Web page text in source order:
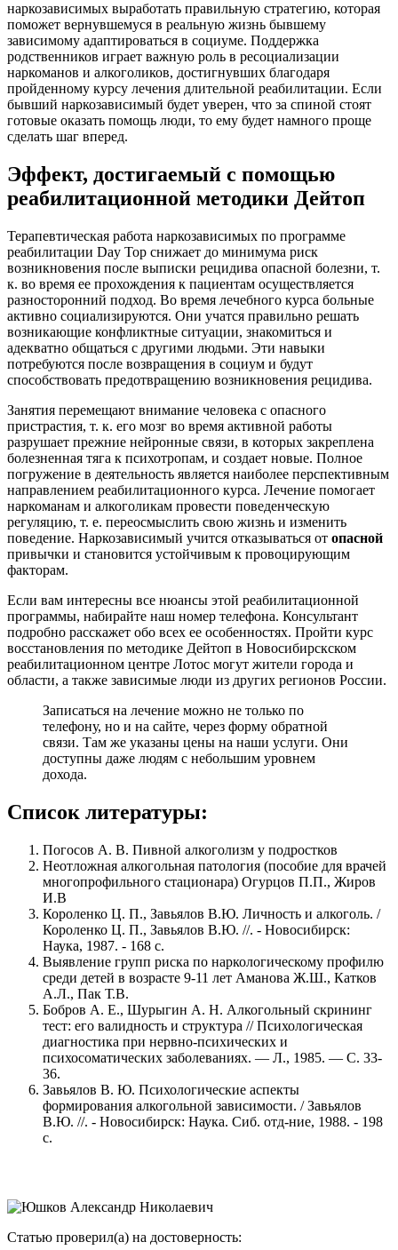
наркозависимых выработать правильную стратегию, которая
поможет вернувшемуся в реальную жизнь бывшему
зависимому адаптироваться в социуме. Поддержка
родственников играет важную роль в ресоциализации
наркоманов и алкоголиков, достигнувших благодаря
пройденному курсу лечения длительной реабилитации. Если
бывший наркозависимый будет уверен, что за спиной стоят
готовые оказать помощь люди, то ему будет намного проще
сделать шаг вперед.
Эффект, достигаемый с помощью
реабилитационной методики Дейтоп
Терапевтическая работа наркозависимых по программе
реабилитации Day Top снижает до минимума риск
возникновения после выписки рецидива опасной болезни, т.
к. во время ее прохождения к пациентам осуществляется
разносторонний подход. Во время лечебного курса больные
активно социализируются. Они учатся правильно решать
возникающие конфликтные ситуации, знакомиться и
адекватно общаться с другими людьми. Эти навыки
потребуются после возвращения в социум и будут
способствовать предотвращению возникновения рецидива.
Занятия перемещают внимание человека с опасного
пристрастия, т. к. его мозг во время активной работы
разрушает прежние нейронные связи, в которых закреплена
болезненная тяга к психотропам, и создает новые. Полное
погружение в деятельность является наиболее перспективным
направлением реабилитационного курса. Лечение помогает
наркоманам и алкоголикам провести поведенческую
регуляцию, т. е. переосмыслить свою жизнь и изменить
поведение. Наркозависимый учится отказываться от опасной
привычки и становится устойчивым к провоцирующим
факторам.
Если вам интересны все нюансы этой реабилитационной
программы, набирайте наш номер телефона. Консультант
подробно расскажет обо всех ее особенностях. Пройти курс
восстановления по методике Дейтоп в Новосибирскском
реабилитационном центре Лотос могут жители города и
области, а также зависимые люди из других регионов России.
Записаться на лечение можно не только по
телефону, но и на сайте, через форму обратной
связи. Там же указаны цены на наши услуги. Они
доступны даже людям с небольшим уровнем
дохода.
Список литературы:
Погосов А. В. Пивной алкоголизм у подростков
Неотложная алкогольная патология (пособие для врачей
многопрофильного стационара) Огурцов П.П., Жиров
И.В
Короленко Ц. П., Завьялов В.Ю. Личность и алкоголь. /
Короленко Ц. П., Завьялов В.Ю. //. - Новосибирск:
Наука, 1987. - 168 с.
Выявление групп риска по наркологическому профилю
среди детей в возрасте 9-11 лет Аманова Ж.Ш., Катков
А.Л., Пак Т.В.
Бобров А. Е., Шурыгин А. Н. Алкогольный скрининг
тест: его валидность и структура // Психологическая
диагностика при нервно-психических и
психосоматических заболеваниях. — Л., 1985. — С. 33-
36.
Завьялов В. Ю. Психологические аспекты
формирования алкогольной зависимости. / Завьялов
В.Ю. //. - Новосибирск: Наука. Сиб. отд-ние, 1988. - 198
с.
Статью проверил(а) на достоверность: